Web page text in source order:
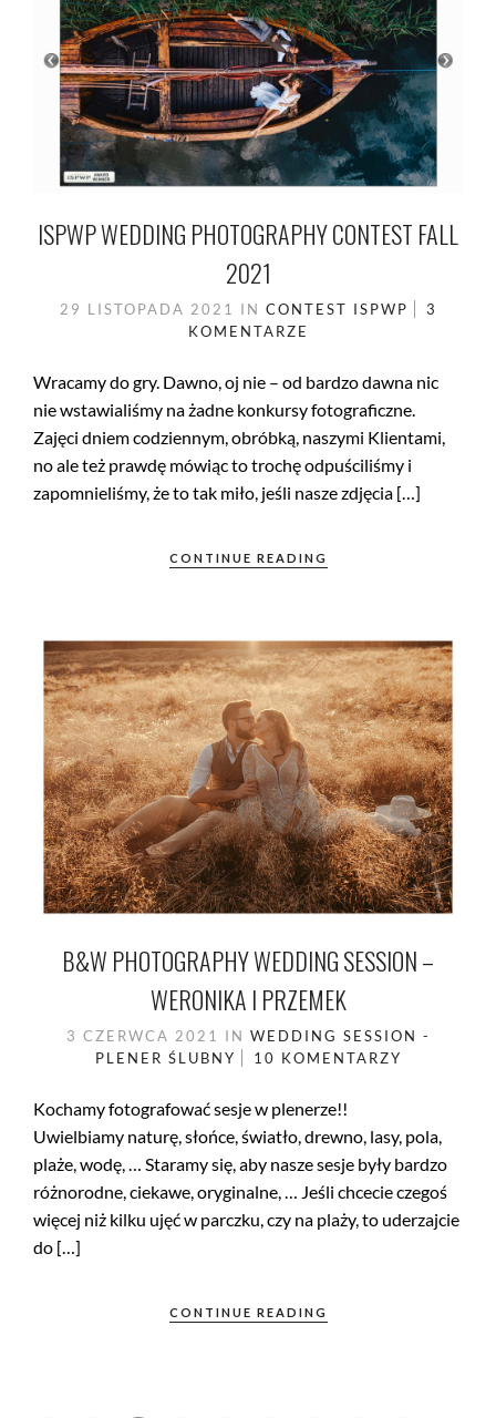
ISPWP WEDDING PHOTOGRAPHY CONTEST FALL
2021
29 LISTOPADA 2021 IN CONTEST ISPWP
3
KOMENTARZE
Wracamy do gry. Dawno, oj nie – od bardzo dawna nic
nie wstawialiśmy na żadne konkursy fotograficzne.
Zajęci dniem codziennym, obróbką, naszymi Klientami,
no ale też prawdę mówiąc to trochę odpuściliśmy i
zapomnieliśmy, że to tak miło, jeśli nasze zdjęcia […]
CONTINUE READING
B&W PHOTOGRAPHY WEDDING SESSION –
WERONIKA I PRZEMEK
3 CZERWCA 2021 IN WEDDING SESSION -
PLENER ŚLUBNY
10 KOMENTARZY
Kochamy fotografować sesje w plenerze!!
Uwielbiamy naturę, słońce, światło, drewno, lasy, pola,
plaże, wodę, … Staramy się, aby nasze sesje były bardzo
różnorodne, ciekawe, oryginalne, … Jeśli chcecie czegoś
więcej niż kilku ujęć w parczku, czy na plaży, to uderzajcie
do […]
CONTINUE READING